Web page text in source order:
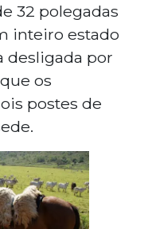
32 polegadas
inteiro estado
desligada por
os
postes de